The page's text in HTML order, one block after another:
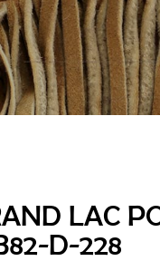
LAC
D-228